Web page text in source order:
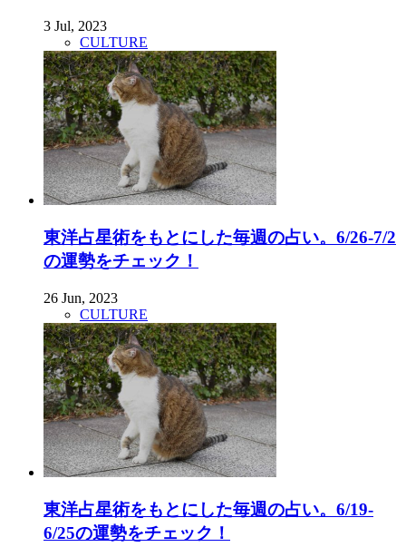
3 Jul, 2023
CULTURE
東洋占星術をもとにした毎週の占い。6/26-7/2
の運勢をチェック！
26 Jun, 2023
CULTURE
東洋占星術をもとにした毎週の占い。6/19-
6/25の運勢をチェック！